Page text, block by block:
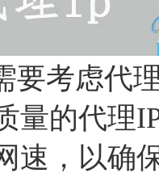
要考虑代
量的代理
速，以确